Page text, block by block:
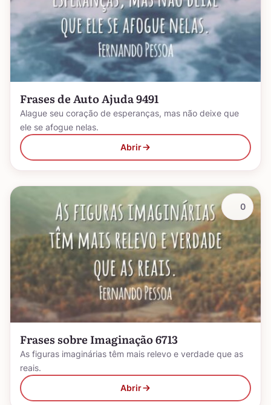
Frases de Auto Ajuda 9491
Alague seu coração de esperanças, mas não deixe que
ele se afogue nelas.
Abrir
Frases sobre Imaginação 6713
As figuras imaginárias têm mais relevo e verdade que as
reais.
Abrir
0